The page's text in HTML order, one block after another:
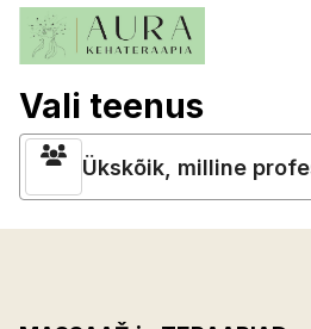
Vali teenus
Ükskõik, milline